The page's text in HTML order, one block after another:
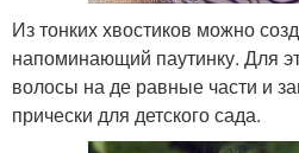
Из тонких хвостиков можно
напоминающий паутинку. Для
волосы на де равные части и
прически для детского сада.